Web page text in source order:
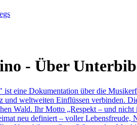
- Über
eine Dokumentation über die
und weltweiten Einflüssen verbinden.
Wald. Ihr Motto „Respekt – und
neu definiert – voller